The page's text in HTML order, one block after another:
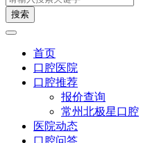
搜索
首页
口腔医院
口腔推荐
报价查询
常州北极星口腔
医院动态
口腔问答